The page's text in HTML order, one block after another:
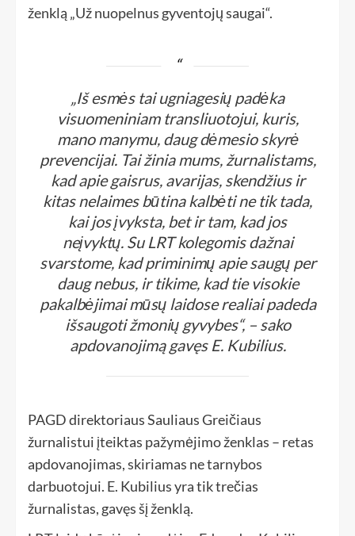
ženklą „Už nuopelnus gyventojų saugai“.
„Iš esmės tai ugniagesių padėka
visuomeniniam transliuotojui, kuris,
mano manymu, daug dėmesio skyrė
prevencijai. Tai žinia mums, žurnalistams,
kad apie gaisrus, avarijas, skendžius ir
kitas nelaimes būtina kalbėti ne tik tada,
kai jos įvyksta, bet ir tam, kad jos
neįvyktų. Su LRT kolegomis dažnai
svarstome, kad priminimų apie saugų per
daug nebus, ir tikime, kad tie visokie
pakalbėjimai mūsų laidose realiai padeda
išsaugoti žmonių gyvybes“, – sako
apdovanojimą gavęs E. Kubilius.
PAGD direktoriaus Sauliaus Greičiaus
žurnalistui įteiktas pažymėjimo ženklas – retas
apdovanojimas, skiriamas ne tarnybos
darbuotojui. E. Kubilius yra tik trečias
žurnalistas, gavęs šį ženklą.